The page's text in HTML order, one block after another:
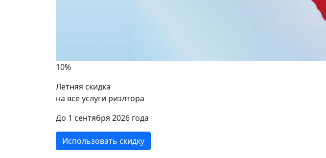
10%
Летняя скидка
на все услуги риэлтора
До 1 сентября 2026 года
Использовать скидку